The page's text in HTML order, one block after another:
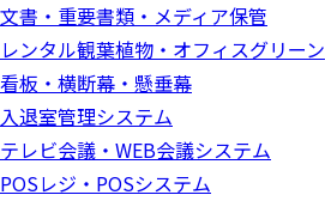
文書・重要書類・メディア保管
レンタル観葉植物・オフィスグリーン
看板・横断幕・懸垂幕
入退室管理システム
テレビ会議・WEB会議システム
POSレジ・POSシステム